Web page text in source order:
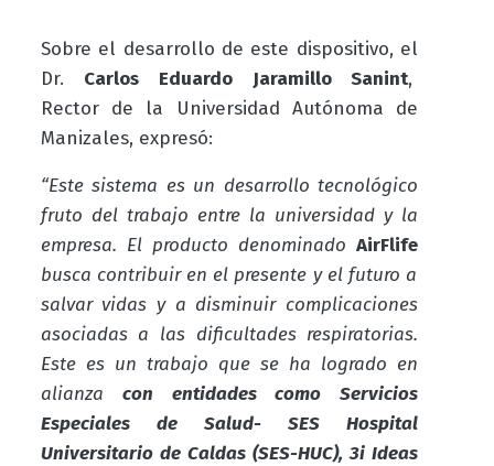
Sobre el desarrollo de este dispositivo, el
Dr. Carlos Eduardo Jaramillo Sanint,
Rector de la Universidad Autónoma de
Manizales, expresó:
“Este sistema es un desarrollo tecnológico
fruto del trabajo entre la universidad y la
empresa. El producto denominadoAirFlife
busca contribuir en el presente y el futuro a
salvar vidas y a disminuir complicaciones
asociadas a las dificultades respiratorias.
Este es un trabajo que se ha logrado en
alianza con entidades como Servicios
Especiales de Salud- SES Hospital
Universitario de Caldas (SES-HUC), 3i Ideas